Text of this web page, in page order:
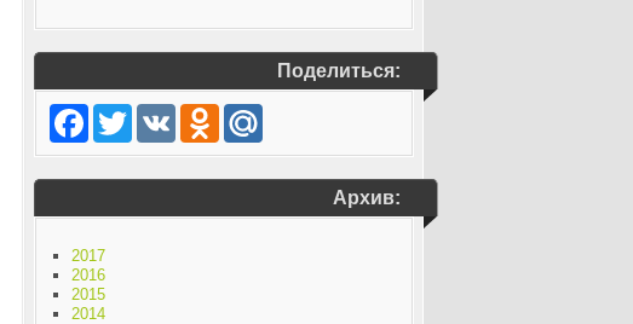
Поделиться:
FacebookTwitter VK Odnoklassniki
Архив:
2017
2016
2015
2014